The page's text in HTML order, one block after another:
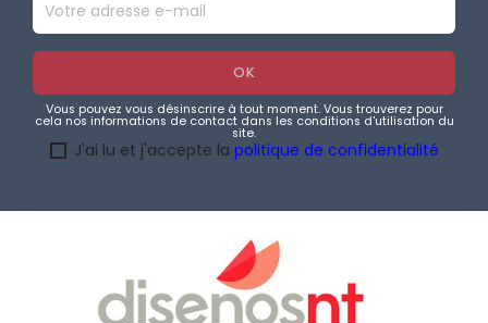
Vous pouvez vous désinscrire à tout moment. Vous trouverez pour
cela nos informations de contact dans les conditions d'utilisation du
site.
J'ai lu et j'accepte la politique de confidentialité